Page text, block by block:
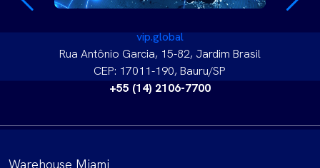
vip.global
Rua Antônio Garcia, 15-82, Jardim Brasil
CEP: 17011-190, Bauru/SP
+55 (14) 2106-7700
Warehouse Miami